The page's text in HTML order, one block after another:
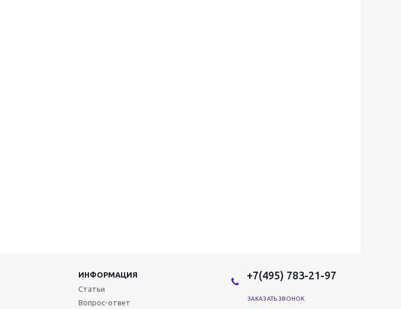
ИНФОРМАЦИЯ
Статьи
Вопрос-ответ
+7(495) 783-21-97
ЗАКАЗАТЬ ЗВОНОК